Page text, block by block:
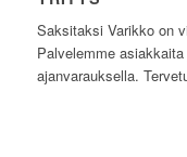
Saksitaksi Varikko on
Palvelemme
ajanvarauksella.